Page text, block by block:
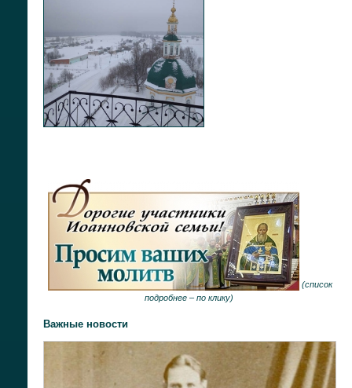
(список
подробнее – по клику)
Важные новости